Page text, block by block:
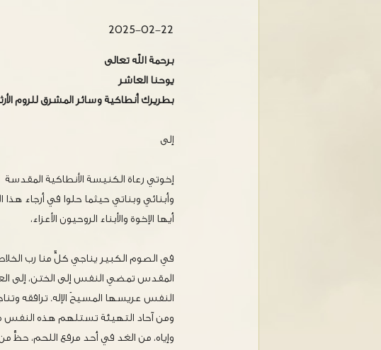
2025-02-22
برحمة الله تعالى
يوحنا العاشر
بطريرك أنطاكية وسائر المشرق للروم
إلى
إخوتي رعاة الكنيسة الأنطاكية المقدسة
وأبنائي وبناتي حيثما حلوا في أرجاء
أيها الإخوة والأبناء الروحيون الأعزاء،
في الصوم الكبير يناجي كلٌّ منا رب
المقدس تمضي النفس إلى الختن، إلى
النفس عريسها المسيحَ الإله. ترافقه
ومن آحاد التهيئة تستلهم هذه النفس
وإياه، من الغد في أحد مرفع اللحم،